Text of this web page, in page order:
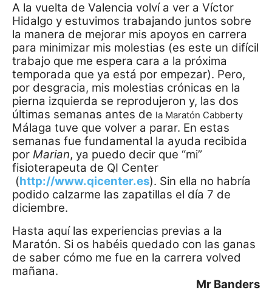
A la vuelta de Valencia volví a ver a Víctor
Hidalgo y estuvimos trabajando juntos sobre
la manera de mejorar mis apoyos en carrera
para minimizar mis molestias (es este un difícil
trabajo que me espera cara a la próxima
temporada que ya está por empezar). Pero,
por desgracia, mis molestias crónicas en la
pierna izquierda se reprodujeron y, las dos
últimas semanas antes de la Maratón Cabberty
Málaga tuve que volver a parar. En estas
semanas fue fundamental la ayuda recibida
por Marian, ya puedo decir que “mi”
fisioterapeuta de QI Center
(http://www.qicenter.es). Sin ella no habría
podido calzarme las zapatillas el día 7 de
diciembre.
Hasta aquí las experiencias previas a la
Maratón. Si os habéis quedado con las ganas
de saber cómo me fue en la carrera volved
mañana.
Mr Banders